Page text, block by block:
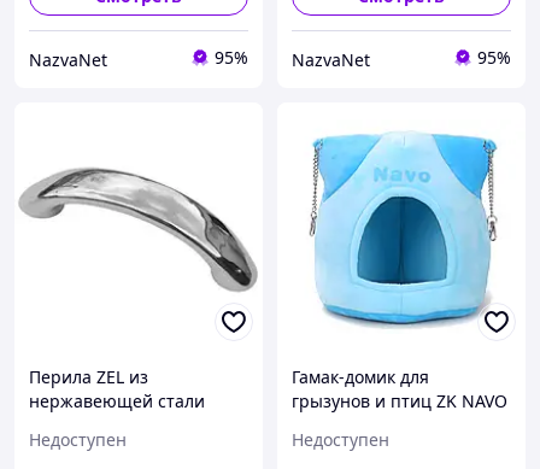
NazvaNet 95% NazvaNet 95%
Перила ZEL из
нержавеющей стали
ванной и лестниц
Недоступен
Гамак-домик для
грызунов и птиц ZK NAVO
Недоступен